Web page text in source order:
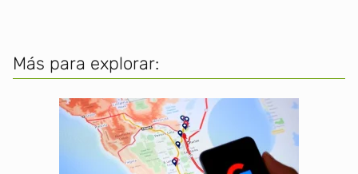
Más para explorar: